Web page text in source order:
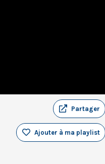
Partager
Ajouter à ma playlist